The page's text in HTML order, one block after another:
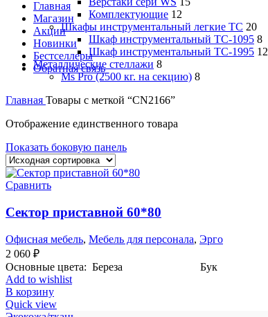
Главная
Магазин
Акции
Новинки
Бестселлеры
Обратная связь
Комплектующие 12
Шкафы инструментальный легкие ТС 20
Шкаф инструментальный TC-1095 8
Шкаф инструментальный TC-1995 12
Металлические стеллажи 8
Ms Pro (2500 кг. на секцию) 8
Главная Товары с меткой “CN2166”
Отображение единственного товара
Показать боковую панель
Сравнить
Сектор приставной 60*80
Офисная мебель, Мебель для персонала, Эрго
2 060 ₽
Основные цвета: Береза Бук
Add to wishlist
В корзину
Quick view